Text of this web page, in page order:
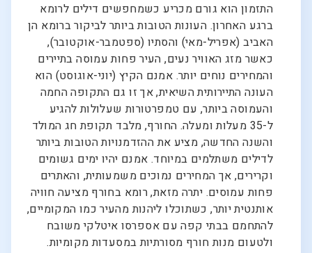
התזמון הוא גורם מכריע כשמחפשים דילים לרומא
ברגע האחרון. העונות הטובות ביותר לביקור ברומא הן
האביב (אפריל-מאי) והסתיו (ספטמבר-אוקטובר),
כאשר מזג האוויר נעים, העיר פחות עמוסה בתיירים
והמחירים נוחים יותר. אמנם הקיץ (יוני-אוגוסט) הוא
העונה התיירותית השיאית, אך זו גם התקופה החמה
והעמוסה ביותר, עם טמפרטורות שעלולות להגיע
ל-35 מעלות ומעלה. החורף, מלבד תקופת חג המולד
והשנה החדשה, מציע את ההזדמנויות הטובות ביותר
לדילים משתלמים במיוחד. אמנם יהיו ימים גשומים
וקרירים, אך המחירים נמוכים משמעותית, והאתרים
פחות עמוסים. יתרה מזאת, רומא בחורף מציעה חוויה
אותנטית יותר, כשתוכלו ליהנות מהעיר כמו המקומיים,
להתחמם בבתי קפה עם אספרסו איטלקי משובח
ולטעום מנות חורף מסורתיות במסעדות מקומיות.